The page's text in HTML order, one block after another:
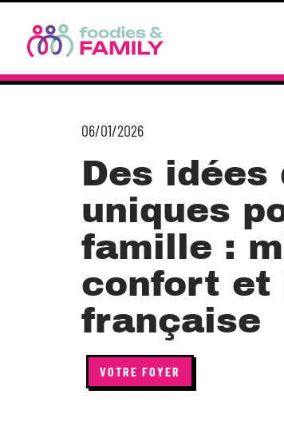
06/01/2026
Des idées
uniques
famille :
confort et
française
VOTRE FOYER